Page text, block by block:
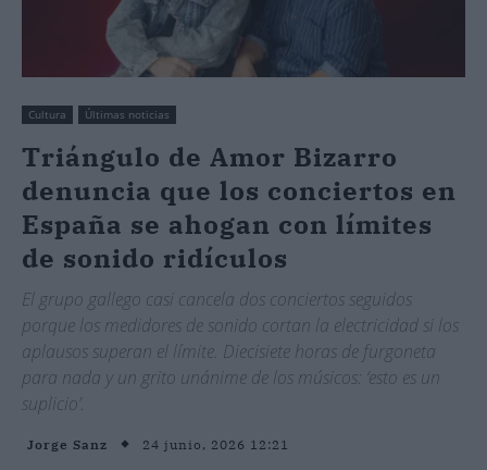
Cultura Últimas noticias
Triángulo de Amor Bizarro
denuncia que los conciertos en
España se ahogan con límites
de sonido ridículos
El grupo gallego casi cancela dos conciertos seguidos
porque los medidores de sonido cortan la electricidad si los
aplausos superan el límite. Diecisiete horas de furgoneta
para nada y un grito unánime de los músicos: ‘esto es un
suplicio’.
Jorge Sanz 24 junio, 2026 12:21